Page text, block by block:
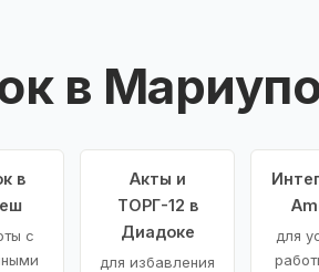
в
в
с
Акты и
ТОРГ-12 в
Диадоке
для избавления
для